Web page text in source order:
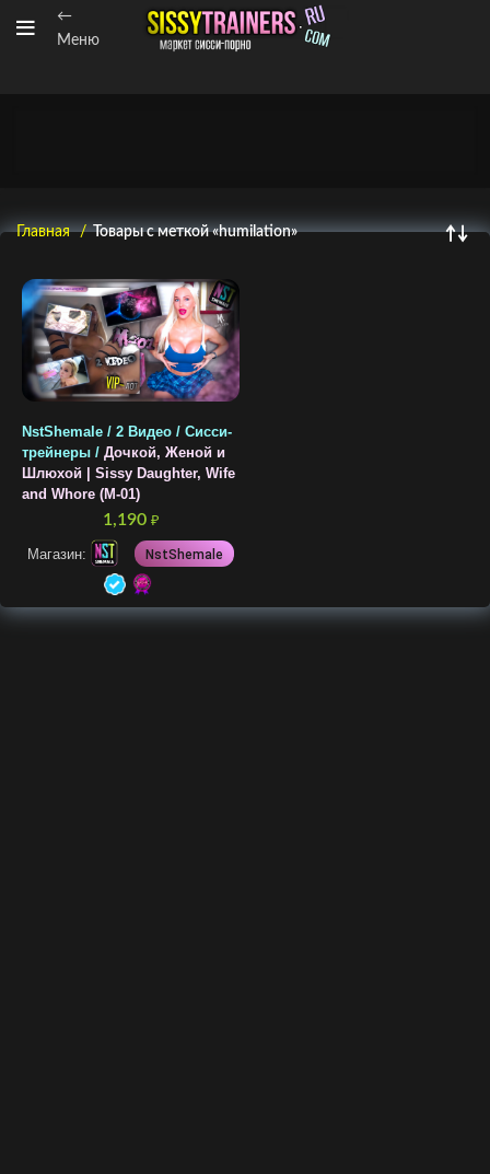
←
Меню
Главная Товары с меткой «humilation»
NstShemale / 2 Видео / Сисси-
трейнеры / Дочкой, Женой и
Шлюхой | Sissy Daughter, Wife
and Whore (M-01)
1,190 ₽
Магазин: NstShemale